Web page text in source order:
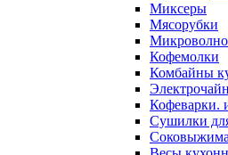
Миксеры
Мясорубки
Кофемолки
Комбайны
Кофеварки.
Сушилки